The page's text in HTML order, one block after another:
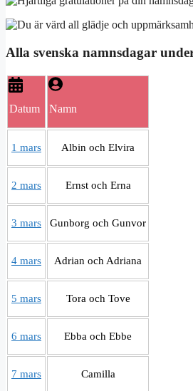
Alla svenska namnsdagar
Datum Namn
1 mars Albin och Elvira
2 mars Ernst och Erna
3 mars Gunborg och Gunvor
4 mars Adrian och Adriana
5 mars Tora och Tove
6 mars Ebba och Ebbe
7 mars Camilla